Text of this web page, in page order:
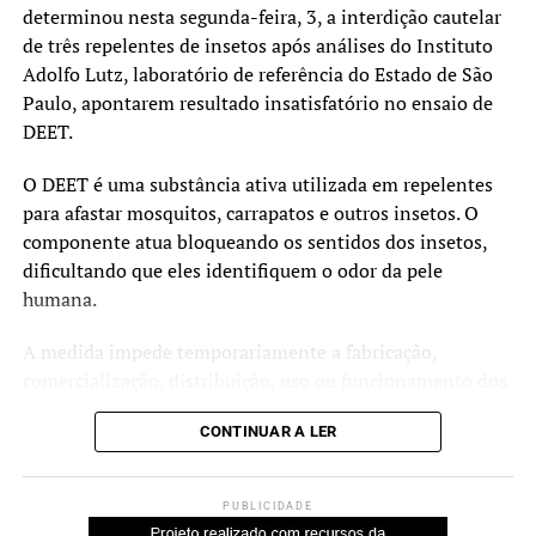
Tríplice Viral: 95%
HPV e sarampo recebem atenção especial
Além da atualização das vacinas de rotina, a campanha
HPV e o sarampo.
O prazo da estratégia extraordinária de vacinação contra
o HPV foi ampliado até 31 de dezembro de 2026 para
adolescentes de 15 a 19 anos que ainda não receberam a
O Ministério da Saúde também orienta a população a
conferir a carteira de vacinação contra o sarampo após a
confirmação, em julho, de casos da doença em São Paulo
determinou nesta segunda-feira, 3, a interdição cautelar
de três repelentes de insetos após análises do Instituto
Adolfo Lutz, laboratório de referência do Estado de São
Paulo, apontarem resultado insatisfatório no ensaio de
DEET.
O DEET é uma substância ativa utilizada em repelentes
para afastar mosquitos, carrapatos e outros insetos. O
componente atua bloqueando os sentidos dos insetos,
dificultando que eles identifiquem o odor da pele
humana.
A medida impede temporariamente a fabricação,
produtos afetados até a conclusão das investigações e a
adequação às normas sanitárias.
CONTINUAR A LER
PUBLICIDADE